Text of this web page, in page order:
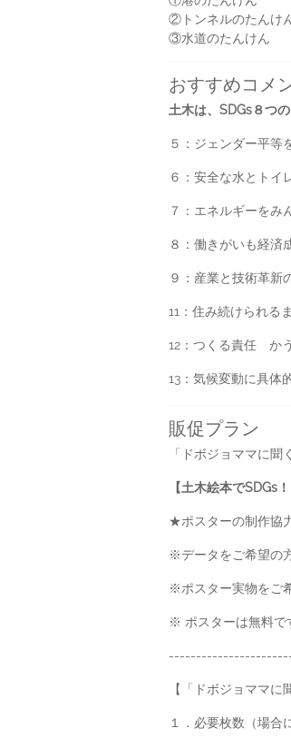
②トンネルのたんけ
③水道のたんけん
おすすめコメ
土木は、SDGs８つ
５：ジェンダー平等
６：安全な水とトイ
７：エネルギーを
８：働きがいも経済
９：産業と技術革新
11：住み続けられる
12：つくる責任 か
13：気候変動に具体
販促プラン
「ドボジョママに
【土木絵本でSDGs！
★ポスターの制作協
※データをご希望の
※ポスター実物をご
※ ポスターは無料で
【「ドボジョママに
１．必要枚数（場合